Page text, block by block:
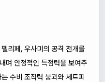
리페, 우사미의 공격 전개를
며 안정적인 득점력을 보여주
수비 조직력 붕괴와 세트피